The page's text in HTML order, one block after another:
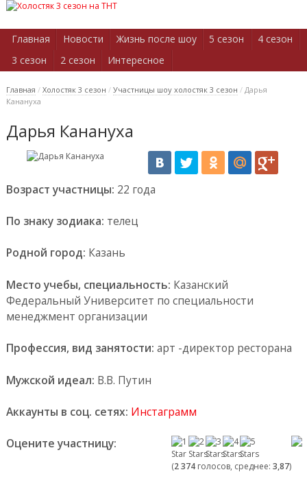
Главная Новости Жизнь после шоу 5 сезон
4 сезон
3 сезон
2 сезон Интересное
Главная / Холостяк 3 сезон / Участницы шоу холостяк 3 сезон / Дарья
Канануха
Дарья Канануха
Возраст участницы: 22 года
По знаку зодиака: телец
Родной город: Казань
Место учебы, специальность: Казанский
Федеральный Университет по специальности
менеджмент организации
Профессия, вид занятости: арт -директор ресторана
Мужской идеал: В.В. Путин
Аккаунты в соц. сетях: Инстаграмм
Оцените участницу:
(2 374голосов, среднее: 3,87)